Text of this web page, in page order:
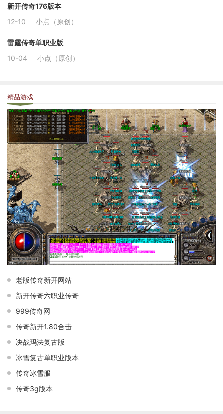
新开传奇176版本
12-10
小点（原创）
雷霆传奇单职业版
10-04
小点（原创）
精品游戏
老版传奇新开网站
新开传奇六职业传奇
999传奇网
传奇新开1.80合击
决战玛法复古版
冰雪复古单职业版本
传奇冰雪服
传奇3g版本